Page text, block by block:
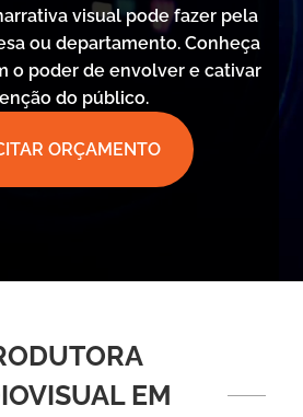
visual pode fazer pela
ou departamento. Conheça
o poder de envolver e cativar
do público.
ORÇAMENTO
EM